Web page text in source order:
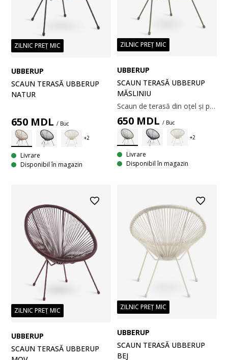
ZILNIC PREȚ MIC
UBBERUP
SCAUN TERASĂ UBBERUP
NATUR
650 MDL / Buc
Livrare
Disponibil în magazin
ZILNIC PREȚ MIC
UBBERUP
SCAUN TERASĂ UBBERUP
MĂSLINIU
Scaun de terasă din oțel și poliratan. 72x83x80 cm
650 MDL / Buc
Livrare
Disponibil în magazin
ZILNIC PREȚ MIC
UBBERUP
SCAUN TERASĂ UBBERUP
ZILNIC PREȚ MIC
UBBERUP
SCAUN TERASĂ UBBERUP
BEJ